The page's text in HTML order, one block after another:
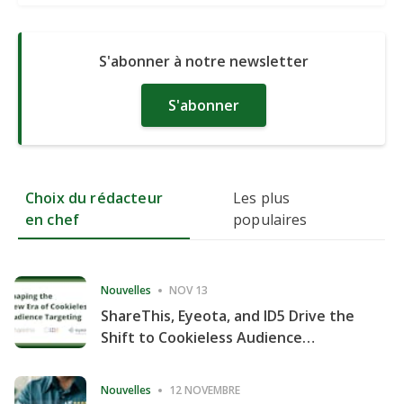
S'abonner à notre newsletter
S'abonner
Choix du rédacteur
en chef
Les plus
populaires
Nouvelles NOV 13
ShareThis, Eyeota, and ID5 Drive the
Shift to Cookieless Audience
Nouvelles 12 NOVEMBRE